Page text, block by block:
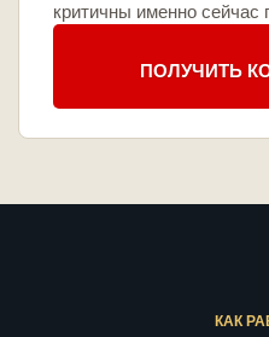
критичны именно сейчас
ПОЛУЧИТЬ
КАК